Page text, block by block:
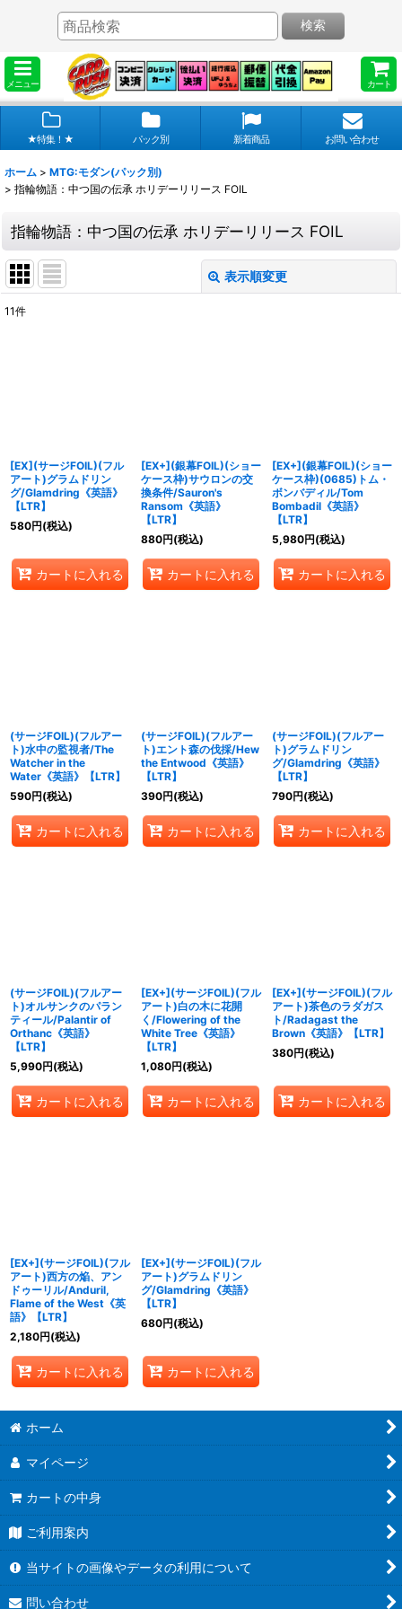
メニュー カート
検索
★特集！★ パック別 新着商品 お問い合わせ
ホーム > MTG:モダン(パック別)
> 指輪物語：中つ国の伝承 ホリデーリリース FOIL
指輪物語：中つ国の伝承 ホリデーリリース FOIL
表示順変更
絞り込む
11件
[EX](サージFOIL)(フル
アート)グラムドリン
グ/Glamdring《英語》
【LTR】
580円(税込)
カートに入れる
[EX+](銀幕FOIL)(ショー
ケース枠)サウロンの交
換条件/Sauron's
Ransom《英語》
【LTR】
880円(税込)
カートに入れる
[EX+](銀幕FOIL)(ショー
ケース枠)(0685)トム・
ボンバディル/Tom
Bombadil《英語》
【LTR】
5,980円(税込)
カートに入れる
(サージFOIL)(フルアー
ト)水中の監視者/The
Watcher in the
Water《英語》【LTR】
590円(税込)
カートに入れる
(サージFOIL)(フルアー
ト)エント森の伐採/Hew
the Entwood《英語》
【LTR】
390円(税込)
カートに入れる
(サージFOIL)(フルアー
ト)グラムドリン
グ/Glamdring《英語》
【LTR】
790円(税込)
カートに入れる
(サージFOIL)(フルアー
ト)オルサンクのパラン
ティール/Palantir of
Orthanc《英語》
【LTR】
5,990円(税込)
カートに入れる
[EX+](サージFOIL)(フル
アート)白の木に花開
く/Flowering of the
White Tree《英語》
【LTR】
1,080円(税込)
カートに入れる
[EX+](サージFOIL)(フル
アート)茶色のラダガス
ト/Radagast the
Brown《英語》【LTR】
380円(税込)
カートに入れる
[EX+](サージFOIL)(フル
アート)西方の焔、アン
ドゥーリル/Anduril,
Flame of the West《英
語》【LTR】
2,180円(税込)
カートに入れる
[EX+](サージFOIL)(フル
アート)グラムドリン
グ/Glamdring《英語》
【LTR】
680円(税込)
カートに入れる
ホーム
マイページ
カートの中身
ご利用案内
当サイトの画像やデータの利用について
問い合わせ